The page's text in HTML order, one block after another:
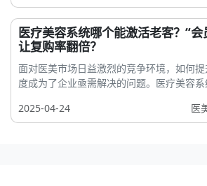
医疗美容系统哪个能激活老客？“
让复购率翻倍？
面对医美市场日益激烈的竞争环境，如何
度成为了企业亟需解决的问题。医疗美容系
2025-04-24
医